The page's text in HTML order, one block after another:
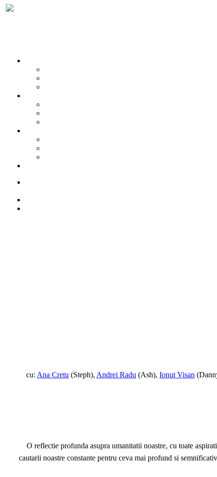
cu: Ana Cretu (Steph), Andrei Radu (Ash), Ionut Visan
O reflectie profunda asupra umanitatii noastre, cu toate
cautarii noastre constante pentru ceva mai profund si